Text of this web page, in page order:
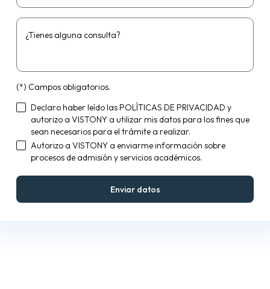
¿Tienes alguna consulta?
(*) Campos obligatorios.
Declaro haber leído lasPOLÍTICAS DE PRIVACIDAD y
autorizo a VISTONY a utilizar mis datos para los fines que
sean necesarios para el trámite a realizar.
Autorizo a VISTONY a enviarme información sobre
procesos de admisión y servicios académicos.